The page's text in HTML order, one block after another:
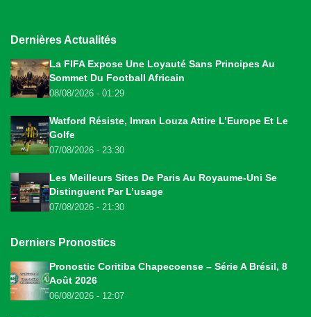
Dernières Actualités
La FIFA Expose Une Loyauté Sans Principes Au
Sommet Du Football Africain
08/08/2026 - 01:29
Watford Résiste, Imran Louza Attire L’Europe Et Le
Golfe
07/08/2026 - 23:30
Les Meilleurs Sites De Paris Au Royaume-Uni Se
Distinguent Par L’usage
07/08/2026 - 21:30
Derniers Pronostics
Pronostic Coritiba Chapecoense – Série A Brésil, 8
Août 2026
06/08/2026 - 12:07